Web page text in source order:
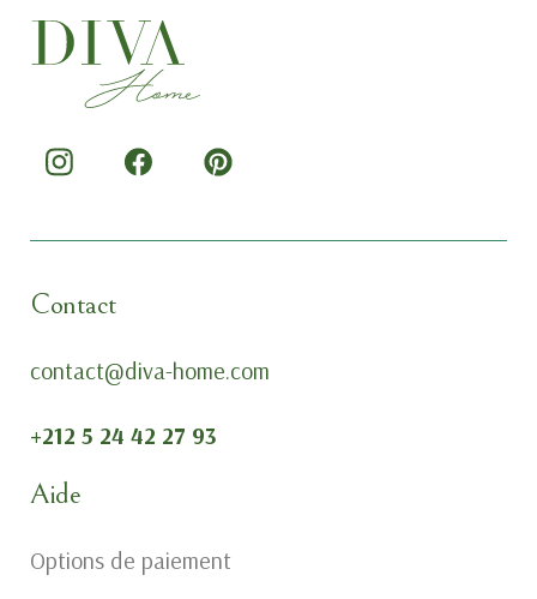
Contact
contact@diva-home.com
+212 5 24 42 27 93
Aide
Options de paiement